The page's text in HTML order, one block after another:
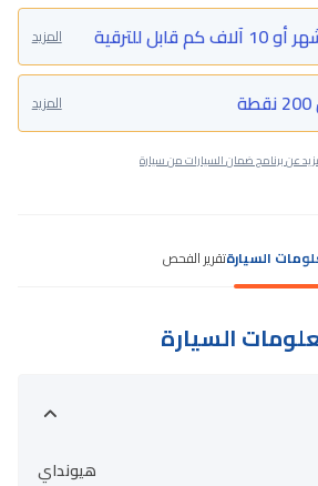
المزيد
المزيد
عن برنامج ضمان السيارات من سيارة
السيارةتقرير الفحص
السيارة
هيونداي